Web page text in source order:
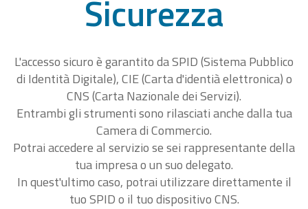
Sicurezza
L'accesso sicuro è garantito da SPID (Sistema Pubblico
di Identità Digitale), CIE (Carta d'identià elettronica) o
CNS (Carta Nazionale dei Servizi).
Entrambi gli strumenti sono rilasciati anche dalla tua
Camera di Commercio.
Potrai accedere al servizio se sei rappresentante della
tua impresa o un suo delegato.
In quest'ultimo caso, potrai utilizzare direttamente il
tuo SPID o il tuo dispositivo CNS.